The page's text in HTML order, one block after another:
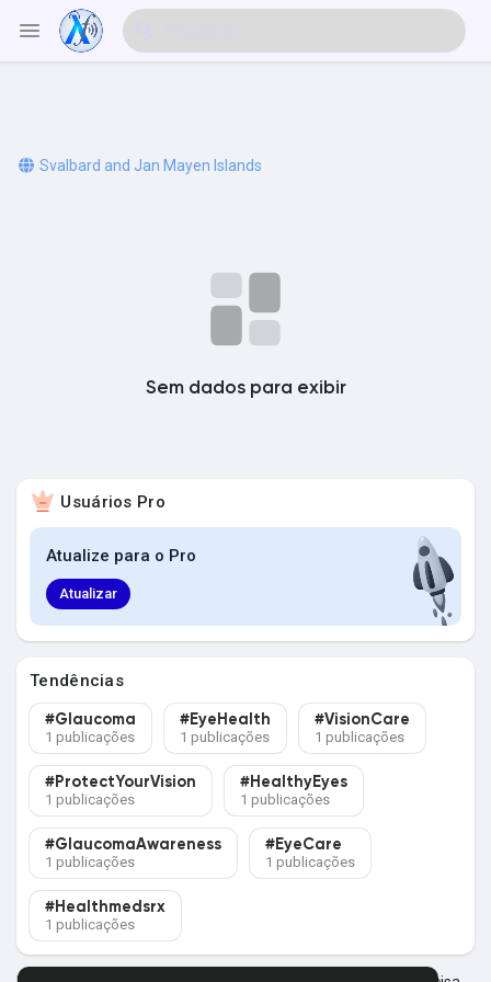
Explorar Artigos & Publicações
Meus Grupos
Páginas Curtidas
Postagens populares
Descubra Novas Postagens
Svalbard and Jan Mayen Islands
Sem dados para exibir
Usuários Pro
Atualize para o Pro
Atualizar
Tendências
#Glaucoma
1 publicações
#EyeHealth
1 publicações
#VisionCare
1 publicações
#ProtectYourVision
1 publicações
#HealthyEyes
1 publicações
#GlaucomaAwareness
1 publicações
#EyeCare
1 publicações
#Healthmedsrx
1 publicações